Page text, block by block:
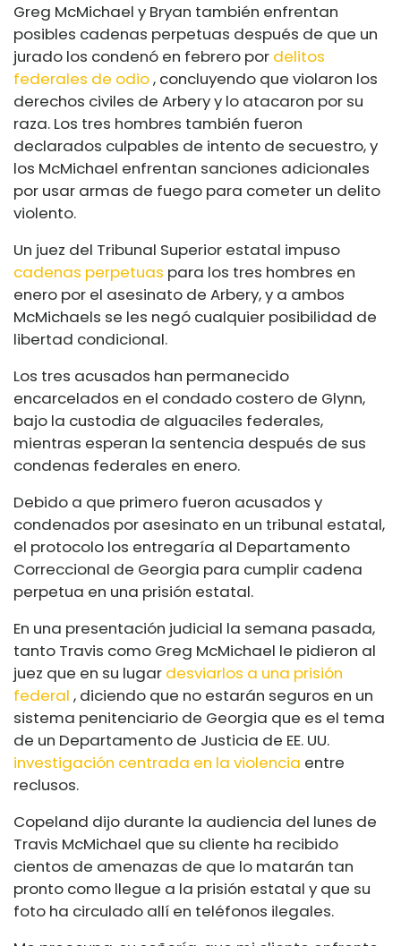
Greg McMichael y Bryan también enfrentan
posibles cadenas perpetuas después de que un
jurado los condenó en febrero por delitos
federales de odio, concluyendo que violaron los
derechos civiles de Arbery y lo atacaron por su
raza. Los tres hombres también fueron
declarados culpables de intento de secuestro, y
los McMichael enfrentan sanciones adicionales
por usar armas de fuego para cometer un delito
violento.
Un juez del Tribunal Superior estatal impuso
cadenas perpetuas para los tres hombres en
enero por el asesinato de Arbery, y a ambos
McMichaels se les negó cualquier posibilidad de
libertad condicional.
Los tres acusados ​​han permanecido
encarcelados en el condado costero de Glynn,
bajo la custodia de alguaciles federales,
mientras esperan la sentencia después de sus
condenas federales en enero.
Debido a que primero fueron acusados ​​y
condenados por asesinato en un tribunal estatal,
el protocolo los entregaría al Departamento
Correccional de Georgia para cumplir cadena
perpetua en una prisión estatal.
En una presentación judicial la semana pasada,
tanto Travis como Greg McMichael le pidieron al
juez que en su lugar desviarlos a una prisión
federal , diciendo que no estarán seguros en un
sistema penitenciario de Georgia que es el tema
de un Departamento de Justicia de EE. UU.
investigación centrada en la violencia entre
reclusos.
Copeland dijo durante la audiencia del lunes de
Travis McMichael que su cliente ha recibido
cientos de amenazas de que lo matarán tan
pronto como llegue a la prisión estatal y que su
foto ha circulado allí en teléfonos ilegales.